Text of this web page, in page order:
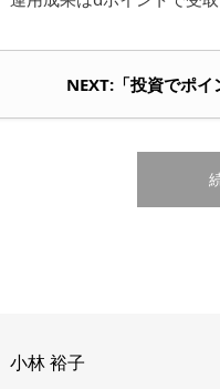
NEXT:「投資でポイ
小林 裕子